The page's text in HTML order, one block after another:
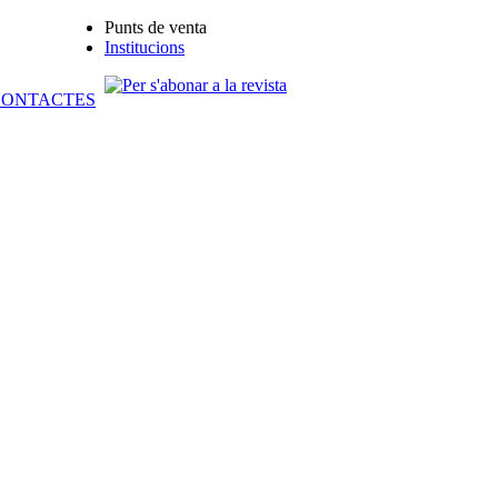
Punts de venta
Institucions